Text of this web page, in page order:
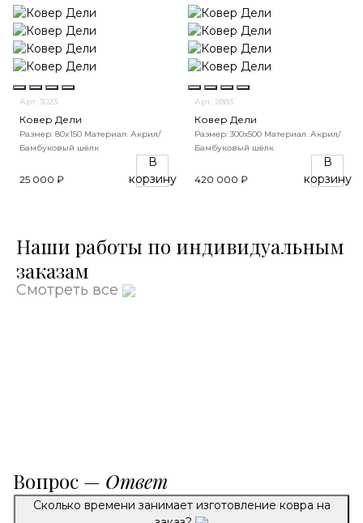
Арт. 3023
Ковер Дели
Размер: 80x150 Материал: Акрил/
Бамбуковый шёлк
25 000 ₽
В
корзину
Арт. 2883
Ковер Дели
Размер: 300х500 Материал: Акрил/
Бамбуковый шёлк
420 000 ₽
В
корзину
Наши работы по индивидуальным
заказам
Смотреть все
Вопрос — Ответ
Сколько времени занимает изготовление ковра на